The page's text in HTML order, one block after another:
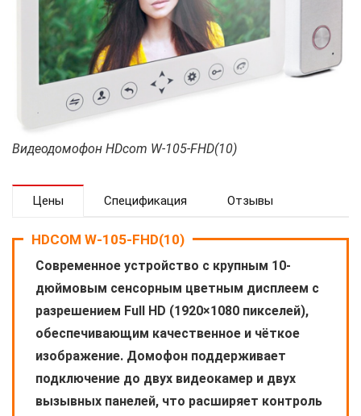
Видеодомофон HDcom W-105-FHD(10)
Цены Спецификация Отзывы
HDCOM W-105-FHD(10)
Современное устройство с крупным 10-
дюймовым сенсорным цветным дисплеем с
разрешением Full HD (1920×1080 пикселей),
обеспечивающим качественное и чёткое
изображение. Домофон поддерживает
подключение до двух видеокамер и двух
вызывных панелей, что расширяет контроль